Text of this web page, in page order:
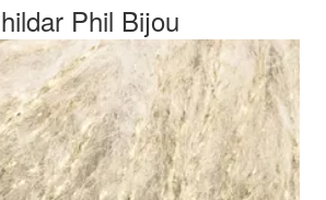
Phil Bijou